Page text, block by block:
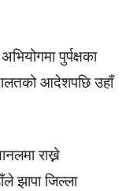
पुर्पक्षका
आदेशपछि उहाँ
राख्ने
झापा जिल्ला